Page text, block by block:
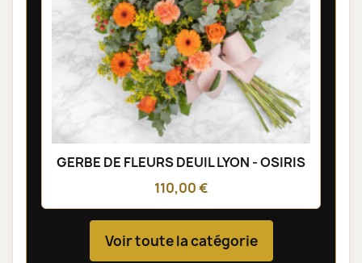
GERBE DE FLEURS DEUIL LYON - OSIRIS
110,00 €
Voir toute la catégorie